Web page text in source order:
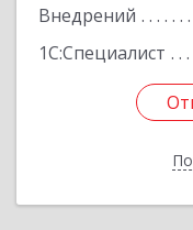
Внедрений
1С:Специалист